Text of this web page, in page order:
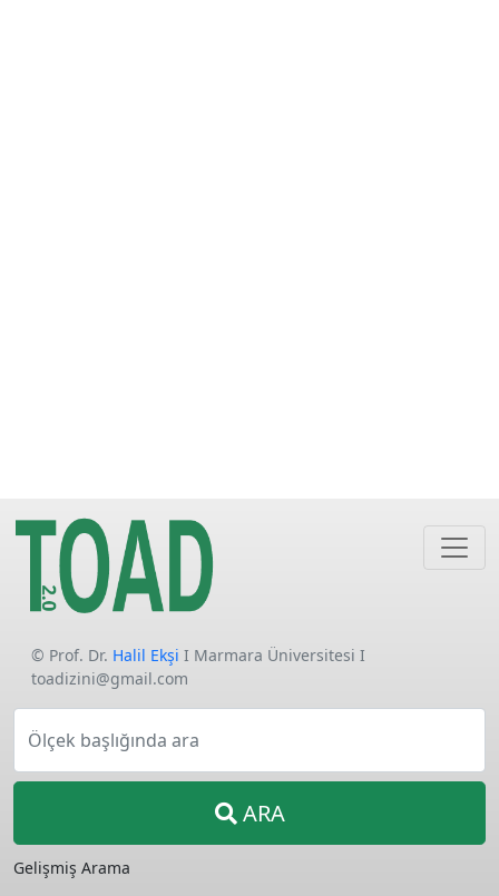
© Prof. Dr. Halil Ekşi I Marmara Üniversitesi I
toadizini@gmail.com
Ölçek başlığında ara
ARA
Gelişmiş Arama